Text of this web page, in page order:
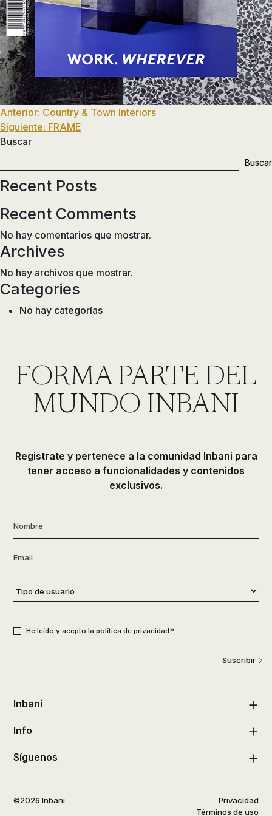
de
ducha,
accesorios…
Navegación
de
entradas
Anterior: Country & Town Interiors
Siguiente: FRAME
Buscar
Buscar
Recent Posts
Recent Comments
No hay comentarios que mostrar.
Archives
No hay archivos que mostrar.
Categories
No hay categorías
FORMA PARTE DEL
MUNDO INBANI
Registrate y pertenece a la comunidad Inbani para
tener acceso a funcionalidades y contenidos
exclusivos.
Nombre
Email
Tipo
de
He leído y acepto la política de privacidad*
Suscribir
Inbani
Info
Síguenos
©2026 Inbani
Privacidad
Términos de uso